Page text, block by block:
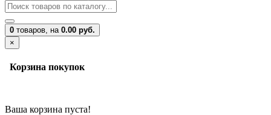
0 товаров, на 0.00 руб.
×
Корзина покупок
Ваша корзина пуста!